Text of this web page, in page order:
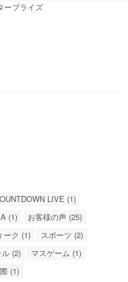
ープライズ
LIVE (1)
(1)
お客様の声 (25)
ーク (1)
スポーツ (2)
(2)
マスゲーム (1)
(1)